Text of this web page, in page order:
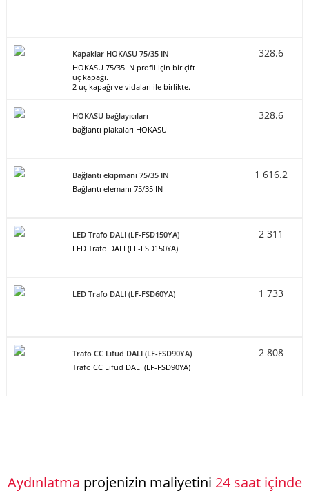
Kapaklar HOKASU 75/35 IN
HOKASU 75/35 IN profil için bir çift
uç kapağı.
2 uç kapağı ve vidaları ile birlikte.
328.6
HOKASU bağlayıcıları
bağlantı plakaları HOKASU
328.6
Bağlantı ekipmanı 75/35 IN
Bağlantı elemanı 75/35 IN
1 616.2
LED Trafo DALI (LF-FSD150YA)
LED Trafo DALI (LF-FSD150YA)
2 311
LED Trafo DALI (LF-FSD60YA) 1 733
Trafo CC Lifud DALI (LF-FSD90YA)
Trafo CC Lifud DALI (LF-FSD90YA)
2 808
Aydınlatma projenizin maliyetini 24 saat içinde